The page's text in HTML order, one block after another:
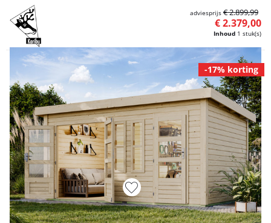
Inhoud 1 stuk(s)
€ 2.379,00
adviesprijs € 2.899,99
-17% korting